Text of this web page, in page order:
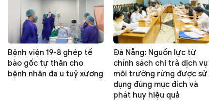
Bệnh viện 19-8 ghép tế
bào gốc tự thân cho
bệnh nhân đa u tuỷ xương
Đà Nẵng: Nguồn lực từ
chính sách chi trả dịch vụ
môi trường rừng được sử
dụng đúng mục đích và
phát huy hiệu quả